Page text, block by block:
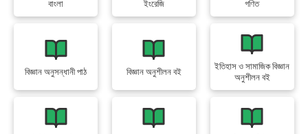
বাংলা ইংরেজি গণিত
বিজ্ঞান অনুসন্ধানী পাঠ বিজ্ঞান অনুশীলন বই
ইতিহাস ও সামাজিক বিজ্ঞান
অনুশীলন বই